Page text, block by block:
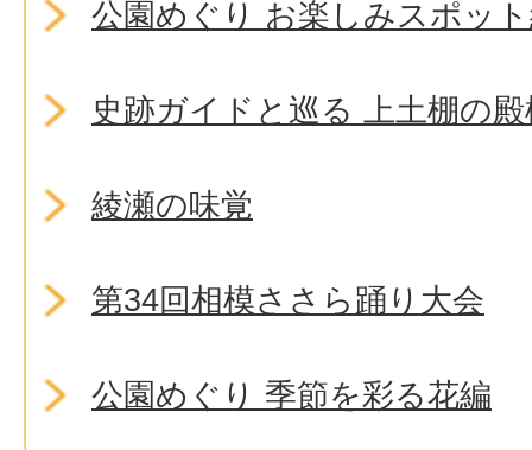
公園めぐり お楽しみスポッ
史跡ガイドと巡る 上土棚の
綾瀬の味覚
第34回相模ささら踊り大会
公園めぐり 季節を彩る花編